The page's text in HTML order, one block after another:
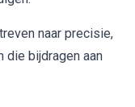
naar precisie,
die bijdragen aan